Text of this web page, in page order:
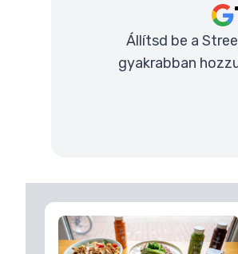
Állítsd be a
gyakrabban